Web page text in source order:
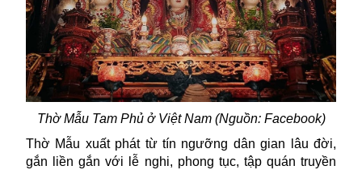
Thờ Mẫu Tam Phủ ở Việt Nam (Nguồn: Facebook)
Thờ Mẫu xuất phát từ tín ngưỡng dân gian lâu đời,
gắn liền gắn với lễ nghi, phong tục, tập quán truyền